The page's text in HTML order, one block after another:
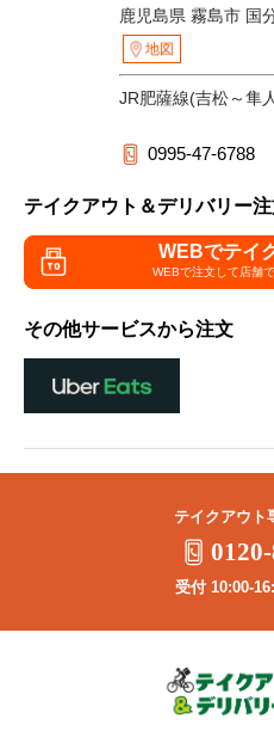
鹿児島県 霧島市
地図
JR肥薩線(吉松～隼
0995-47-6788
テイクアウト＆デリバリー
WEBでテイ
WEBで注文して店舗
その他サービスから注文
テイクアウト
受付 10:00-